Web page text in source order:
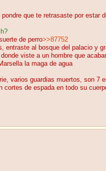
que te retrasaste por estar
de perro>>87752
al bosque del palacio y
viste a un hombre que
la maga de agua
varios guardias muertos, son
cortes de espada en todo su